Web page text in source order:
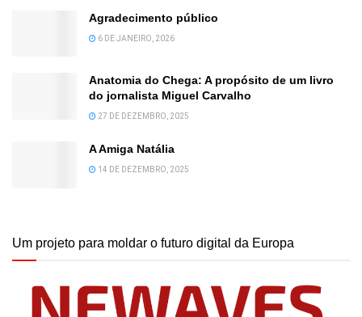
Agradecimento público
6 DE JANEIRO, 2026
Anatomia do Chega: A propósito de um livro
do jornalista Miguel Carvalho
27 DE DEZEMBRO, 2025
A Amiga Natália
14 DE DEZEMBRO, 2025
Um projeto para moldar o futuro digital da Europa